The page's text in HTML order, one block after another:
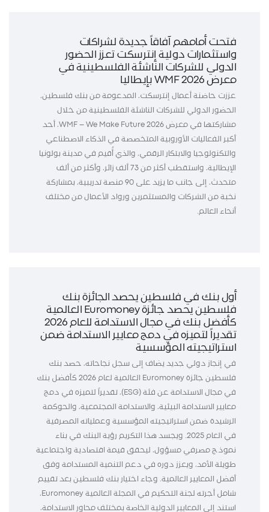
فتحت أمامهم آفاقاً جديدة لشراكات
واستثمارات دولية إنترسكت تعزز الحضور
الدولي للشركات الناشئة الفلسطينية في
معرض WMF 2026 بإيطاليا
عززت حاضنة أعمال إنترسكت، المدعومة من بنك فلسطين،
الحضور الدولي للشركات الناشئة الفلسطينية من خلال
مشاركتها في معرض WMF – We Make Future 2026، أحد
أكبر الفعاليات الأوروبية المتخصصة في الذكاء الاصطناعي
والتكنولوجيا والابتكار الرقمي، والذي أُقيم في مدينة بولونيا
الإيطالية، واستقطب أكثر من 73 ألف زائر، وأكثر من ألف
متحدث، إلى جانب ما يزيد على 90 منصة تدريبية، بمشاركة
نخبة من الشركات والمستثمرين ورواد الأعمال من مختلف
أنحاء العالم.
أول بنك في فلسطين يحصد الجائزة بنك
فلسطين يحصد جائزة Euromoney العالمية
كأفضل بنك في مجال الاستدامة للعام 2026
تقديراً لتميزه في دمج معايير الاستدامة ضمن
استراتيجيته المؤسسية
في إنجاز دولي جديد يضاف إلى سجل نجاحاته، حصد بنك
فلسطين جائزة Euromoney العالمية لعام 2026 كأفضل بنك
في مجال الاستدامة عن فئة (ESG)، تقديراً لتميزه في دمج
معايير الاستدامة البيئية، والاستدامة المجتمعية، والحوكمة
الرشيدة ضمن استراتيجيته المؤسسية وعملياته المصرفية
في العام 2025. ويجسد هذا التكريم رؤية البنك في بناء
نموذج مصرفي مسؤول، ليحقق قيمة اقتصادية واجتماعية
طويلة الأمد، ويعزز دوره في دعم التنمية المستدامة وفق
أفضل المعايير العالمية. وجاء اختيار بنك فلسطين بعد تقييم
شامل أجرته لجنة التحكيم في المجلة العالمية Euromoney،
استند إلى المعايير الدولية الخاصة بمختلف محاور الاستدامة،